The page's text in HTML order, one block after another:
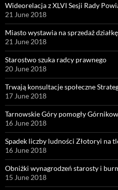
Wideorelacja z XLVI Sesji Rady
21 June 2018
Miasto wystawia na sprzedaż
21 June 2018
Starostwo szuka radcy prawnego
20 June 2018
Trwają konsultacje społeczne
17 June 2018
Tarnowskie Góry pomogły
16 June 2018
Spadek liczby ludności Złotoryi na
16 June 2018
Obniżki wynagrodzeń starosty i
15 June 2018